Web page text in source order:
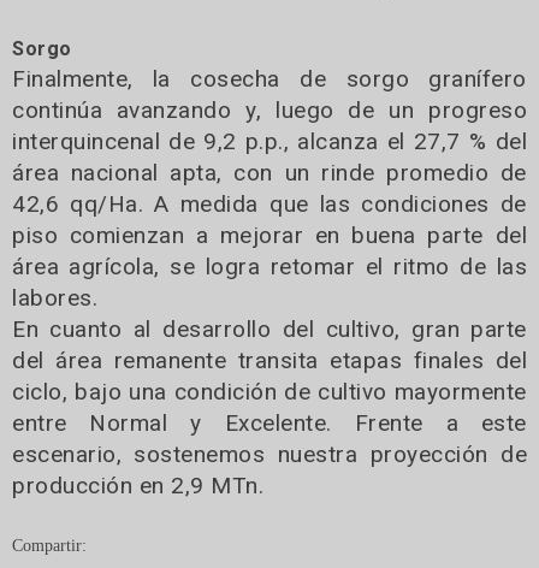
Sorgo
Finalmente, la cosecha de sorgo granífero
continúa avanzando y, luego de un progreso
interquincenal de 9,2 p.p., alcanza el 27,7 % del
área nacional apta, con un rinde promedio de
42,6 qq/Ha. A medida que las condiciones de
piso comienzan a mejorar en buena parte del
área agrícola, se logra retomar el ritmo de las
labores.
En cuanto al desarrollo del cultivo, gran parte
del área remanente transita etapas finales del
ciclo, bajo una condición de cultivo mayormente
entre Normal y Excelente. Frente a este
escenario, sostenemos nuestra proyección de
producción en 2,9 MTn.
Compartir: